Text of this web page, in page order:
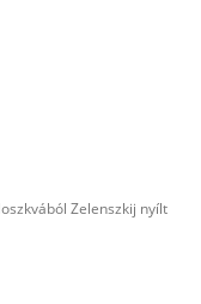
Zelenszkij nyílt